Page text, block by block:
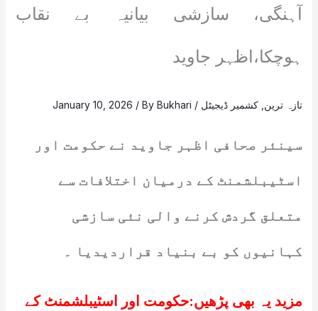
آہنگی، سازشی بیانیہ بے نقاب
ہوچکا،اظہر جاوید
تازہ ترین کشمیر ڈیجیٹل /
January 10, 2026 / ByBukhari
سینئر صحافی اظہر جاوید نے حکومت اور
اسٹیبلشمنٹ کے درمیان اختلافات سے
متعلق گردش کرنے والی نئی سازشی
کہانیوں کو بے بنیاد قراردیدیا ۔
مزید یہ بھی پڑھیں:حکومت اور اسٹیبلشمنٹ کے